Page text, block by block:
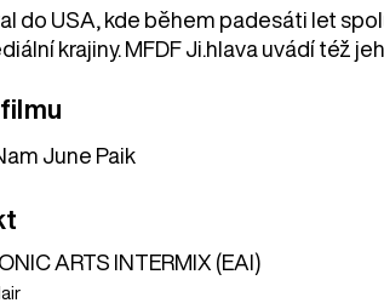
do USA, kde během padesáti let
krajiny. MFDF Ji.hlava uvádí též
June Paik
ARTS INTERMIX (EAI)